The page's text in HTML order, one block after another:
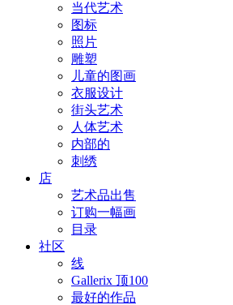
当代艺术
图标
照片
雕塑
儿童的图画
衣服设计
街头艺术
人体艺术
内部的
刺绣
店
艺术品出售
订购一幅画
目录
社区
线
Gallerix 顶100
最好的作品